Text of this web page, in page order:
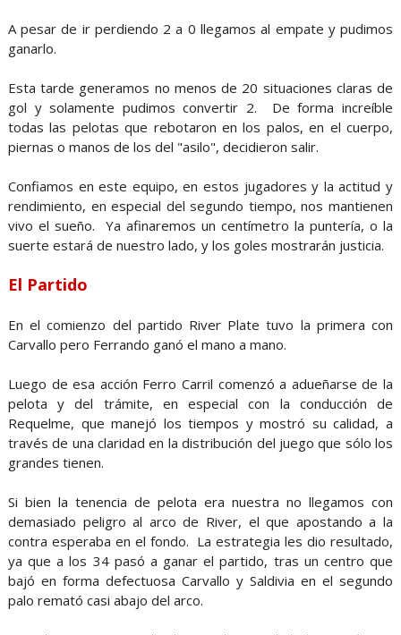
A pesar de ir perdiendo 2 a 0 llegamos al empate y pudimos
ganarlo.
Esta tarde generamos no menos de 20 situaciones claras de
gol y solamente pudimos convertir 2. De forma increíble
todas las pelotas que rebotaron en los palos, en el cuerpo,
piernas o manos de los del "asilo", decidieron salir.
Confiamos en este equipo, en estos jugadores y la actitud y
rendimiento, en especial del segundo tiempo, nos mantienen
vivo el sueño. Ya afinaremos un centímetro la puntería, o la
suerte estará de nuestro lado, y los goles mostrarán justicia.
El Partido
En el comienzo del partido River Plate tuvo la primera con
Carvallo pero Ferrando ganó el mano a mano.
Luego de esa acción Ferro Carril comenzó a adueñarse de la
pelota y del trámite, en especial con la conducción de
Requelme, que manejó los tiempos y mostró su calidad, a
través de una claridad en la distribución del juego que sólo los
grandes tienen.
Si bien la tenencia de pelota era nuestra no llegamos con
demasiado peligro al arco de River, el que apostando a la
contra esperaba en el fondo. La estrategia les dio resultado,
ya que a los 34 pasó a ganar el partido, tras un centro que
bajó en forma defectuosa Carvallo y Saldivia en el segundo
palo remató casi abajo del arco.